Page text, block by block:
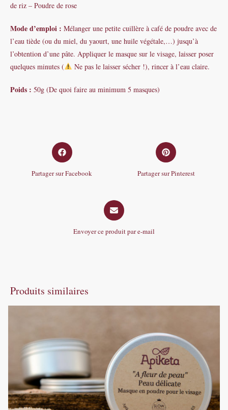
de riz – Poudre de rose
Mode d’emploi : Mélanger une petite cuillère à café de poudre avec de
l’eau tiède (ou du miel, du yaourt, une huile végétale,…) jusqu’à
l’obtention d’une pâte. Appliquer le masque sur le visage, laisser poser
quelques minutes (
Ne pas le laisser sécher !), rincer à l’eau claire.
Poids : 50g (De quoi faire au minimum 5 masques)
Opens
in
new
Partager sur Facebook
Opens
in
new
Partager sur Pinterest
Opens
in
new
Envoyer ce produit par e-mail
Produits similaires